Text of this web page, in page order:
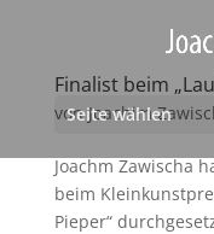
Seite wählen
Finalist beim
vonJoachim
Joachm Zawischa
beim
Pieper“